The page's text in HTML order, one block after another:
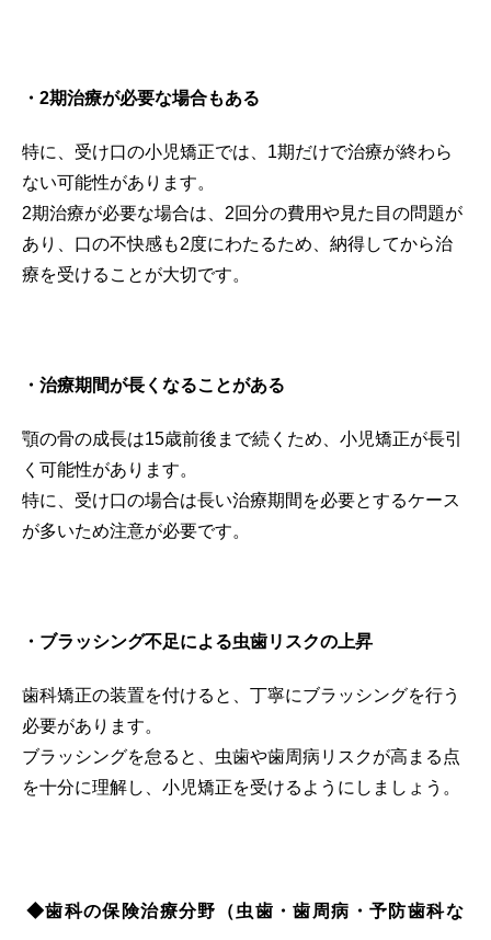
・2期治療が必要な場合もある
特に、受け口の小児矯正では、1期だけで治療が終わら
ない可能性があります。
2期治療が必要な場合は、2回分の費用や見た目の問題が
あり、口の不快感も2度にわたるため、納得してから治
療を受けることが大切です。
・治療期間が長くなることがある
顎の骨の成長は15歳前後まで続くため、小児矯正が長引
く可能性があります。
特に、受け口の場合は長い治療期間を必要とするケース
が多いため注意が必要です。
・ブラッシング不足による虫歯リスクの上昇
歯科矯正の装置を付けると、丁寧にブラッシングを行う
必要があります。
ブラッシングを怠ると、虫歯や歯周病リスクが高まる点
を十分に理解し、小児矯正を受けるようにしましょう。
◆歯科の保険治療分野（虫歯・歯周病・予防歯科な